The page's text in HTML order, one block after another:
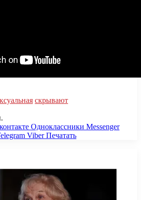
скрывают
Одноклассники Messenger
Viber Печатать